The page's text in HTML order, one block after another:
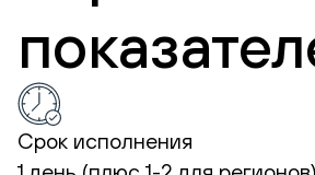
Срок исполнения